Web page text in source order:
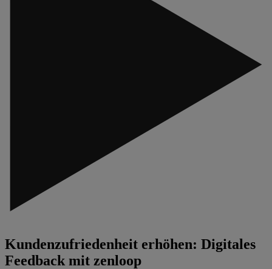
Kundenzufriedenheit erhöhen: Digitales
Feedback mit zenloop